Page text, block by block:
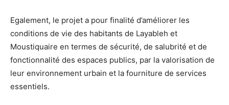
Egalement, le projet a pour finalité d’améliorer les
conditions de vie des habitants de Layableh et
Moustiquaire en termes de sécurité, de salubrité et de
fonctionnalité des espaces publics, par la valorisation de
leur environnement urbain et la fourniture de services
essentiels.